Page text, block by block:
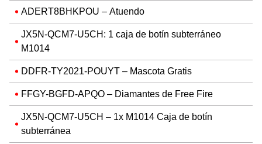
ADERT8BHKPOU – Atuendo
JX5N-QCM7-U5CH: 1 caja de botín subterráneo
M1014
DDFR-TY2021-POUYT – Mascota Gratis
FFGY-BGFD-APQO – Diamantes de Free Fire
JX5N-QCM7-U5CH – 1x M1014 Caja de botín
subterránea